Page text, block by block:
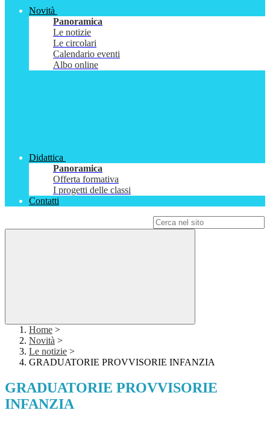
Novità
Panoramica
Le notizie
Le circolari
Calendario eventi
Albo online
Didattica
Panoramica
Offerta formativa
I progetti delle classi
Contatti
Home >
Novità >
Le notizie >
GRADUATORIE PROVVISORIE INFANZIA
GRADUATORIE PROVVISORIE
INFANZIA